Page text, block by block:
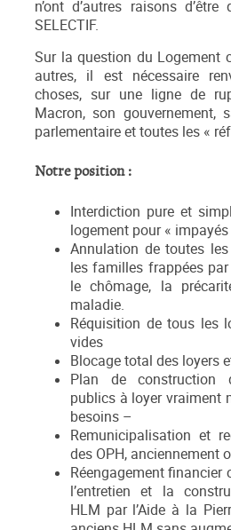
n’ont d’autres raisons
SELECTIF.
Sur la question du Logement
autres, il est nécessaire
choses, sur une ligne de
Macron, son gouvernement,
parlementaire et toutes les «
Notre position :
Interdiction pure et
logement pour « impayés
Annulation de toutes
les familles frappées
le chômage, la
maladie.
Réquisition de tous les
vides
Blocage total des loyers
Plan de construction
publics à loyer vraiment
besoins –
Remunicipalisation et
des OPH, anciennement
Réengagement financier
l’entretien et la
HLM par l’Aide à la